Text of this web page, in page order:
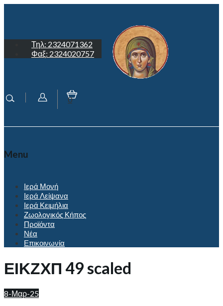
Τηλ: 2324071362
Φαξ: 2324020757
0
Menu
Ιερά Μονή
Ιερά Λείψανα
Ιερά Κειμήλια
Ζωολογικός Κήπος
Προϊόντα
Νέα
Επικοινωνία
ΕΙΚΖΧΠ 49 scaled
8-Μαρ-25